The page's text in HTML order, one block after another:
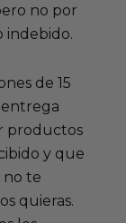
no por
indebido.
de 15
entrega
productos
y que
no te
quieras.